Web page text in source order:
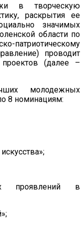
в творческую
раскрытия ее
значимых
области по
проводит
(далее –
молодежных
8 номинациям:
проявлений в